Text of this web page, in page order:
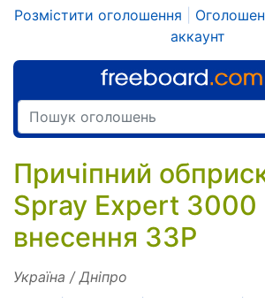
Розмістити оголошення
аккаунт
Причіпний
Spray Expert
внесення ЗЗР
Україна / Дніпро